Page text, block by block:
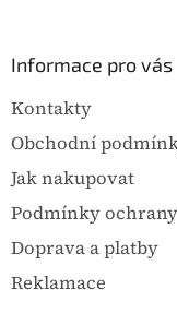
Informace pro vás
Kontakty
Obchodní
Jak nakupovat
Podmínky
Doprava a platby
Reklamace